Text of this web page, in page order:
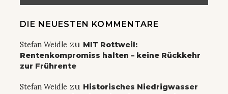
DIE NEUESTEN KOMMENTARE
Stefan Weidle zu MIT Rottweil:
Rentenkompromiss halten – keine Rückkehr
zur Frührente
Stefan Weidle zu Historisches Niedrigwasser